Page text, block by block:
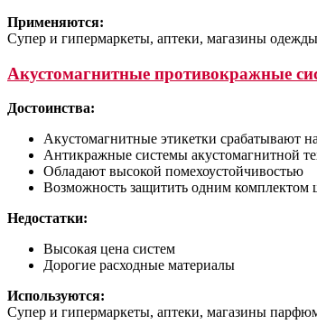
Применяются:
Супер и гипермаркеты, аптеки, магазины
Акустомагнитные противокражные
Достоинства:
Акустомагнитные этикетки срабатывают
Антикражные системы акустомагнитной
Обладают высокой помехоустойчивостью
Возможность защитить одним комплектом
Недостатки:
Высокая цена систем
Дорогие расходные материалы
Используются:
Супер и гипермаркеты, аптеки, магазины